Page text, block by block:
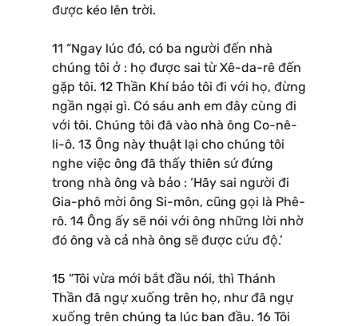
được kéo lên trời.
11 “Ngay lúc đó, có ba người đến nhà
chúng tôi ở : họ được sai từ Xê-da-rê đến
gặp tôi. 12 Thần Khí bảo tôi đi với họ, đừng
ngần ngại gì. Có sáu anh em đây cùng đi
với tôi. Chúng tôi đã vào nhà ông Co-nê-
li-ô. 13 Ông này thuật lại cho chúng tôi
nghe việc ông đã thấy thiên sứ đứng
trong nhà ông và bảo : ‘Hãy sai người đi
Gia-phô mời ông Si-môn, cũng gọi là Phê-
rô. 14 Ông ấy sẽ nói với ông những lời nhờ
đó ông và cả nhà ông sẽ được cứu độ.’
15 “Tôi vừa mới bắt đầu nói, thì Thánh
Thần đã ngự xuống trên họ, như đã ngự
xuống trên chúng ta lúc ban đầu. 16 Tôi